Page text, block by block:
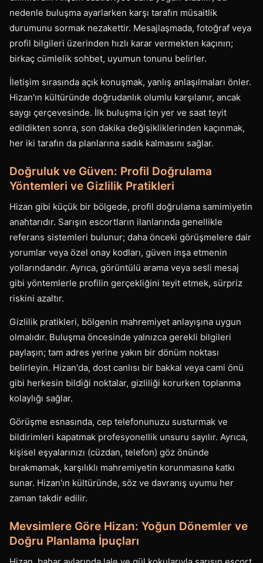
nedenle buluşma ayarlarken karşı tarafın müsaitlik
durumunu sormak nezakettir. Mesajlaşmada, fotoğraf veya
profil bilgileri üzerinden hızlı karar vermekten kaçının;
birkaç cümlelik sohbet, uyumun tonunu belirler.
İletişim sırasında açık konuşmak, yanlış anlaşılmaları önler.
Hizan'ın kültüründe doğrudanlık olumlu karşılanır, ancak
saygı çerçevesinde. İlk buluşma için yer ve saat teyit
edildikten sonra, son dakika değişikliklerinden kaçınmak,
her iki tarafın da planlarına sadık kalmasını sağlar.
Doğruluk ve Güven: Profil Doğrulama
Yöntemleri ve Gizlilik Pratikleri
Hizan gibi küçük bir bölgede, profil doğrulama samimiyetin
anahtarıdır. Sarışın escortların ilanlarında genellikle
referans sistemleri bulunur; daha önceki görüşmelere dair
yorumlar veya özel onay kodları, güven inşa etmenin
yollarındandır. Ayrıca, görüntülü arama veya sesli mesaj
gibi yöntemlerle profilin gerçekliğini teyit etmek, sürpriz
riskini azaltır.
Gizlilik pratikleri, bölgenin mahremiyet anlayışına uygun
olmalıdır. Buluşma öncesinde yalnızca gerekli bilgileri
paylaşın; tam adres yerine yakın bir dönüm noktası
belirleyin. Hizan'da, dost canlısı bir bakkal veya cami önü
gibi herkesin bildiği noktalar, gizliliği korurken toplanma
kolaylığı sağlar.
Görüşme esnasında, cep telefonunuzu susturmak ve
bildirimleri kapatmak profesyonellik unsuru sayılır. Ayrıca,
kişisel eşyalarınızı (cüzdan, telefon) göz önünde
bırakmamak, karşılıklı mahremiyetin korunmasına katkı
sunar. Hizan'ın kültüründe, söz ve davranış uyumu her
zaman takdir edilir.
Mevsimlere Göre Hizan: Yoğun Dönemler ve
Doğru Planlama İpuçları